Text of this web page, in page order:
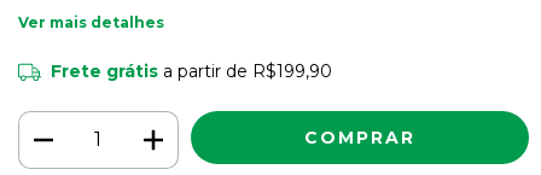
Ver mais detalhes
Frete grátis a partir de R$199,90